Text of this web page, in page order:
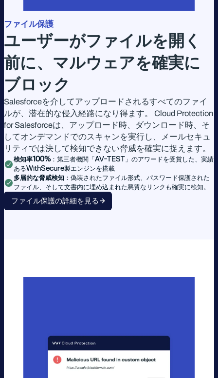
ファイル保護
ユーザーがファイルを開く
前に、マルウェアを確実に
ブロック
Salesforceを介してアップロードされるすべてのファイ
ルが、潜在的な侵入経路になり得ます。 Cloud Protection
for Salesforceは、アップロード時、ダウンロード時、そ
してオンデマンドでのスキャンを実行し、メールセキュ
リティでは決して検知できない脅威を確実に捉えます。
検知率100%：第三者機関「AV-TEST」のアワードを受賞した、実績
あるWithSecure製エンジンを搭載
多層的な脅威検知 ：偽装されたファイル形式、パスワード保護された
ファイル、そして文書内に埋め込まれた悪質なリンクも確実に検知。
ファイル保護の詳細を見る